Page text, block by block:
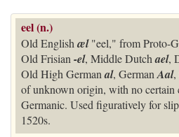
eel (n.)
Old English æl"eel," from Proto-
Old Frisian -el, Middle Dutchael,
Old High Germanal, German Aal,
of unknown origin, with no certain
Germanic. Used figuratively for
1520s.